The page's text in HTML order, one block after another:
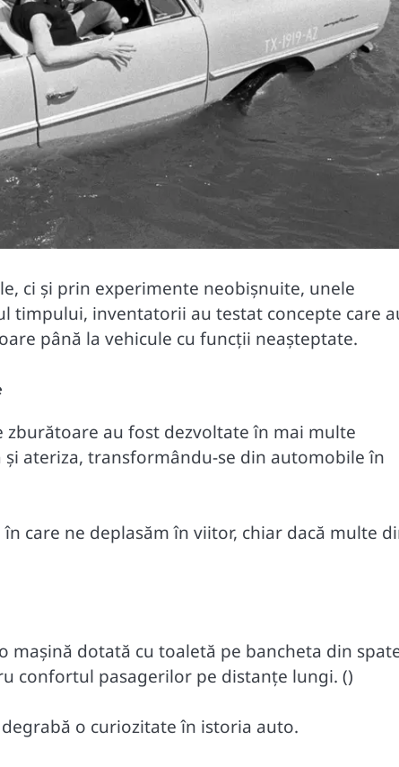
ci și prin experimente neobișnuite, unele
timpului, inventatorii au testat concepte care
până la vehicule cu funcții neașteptate.
au fost dezvoltate în mai multe
ateriza, transformându-se din automobile în
care ne deplasăm în viitor, chiar dacă multe
mașină dotată cu toaletă pe bancheta din
confortul pasagerilor pe distanțe lungi. ()
o curiozitate în istoria auto.